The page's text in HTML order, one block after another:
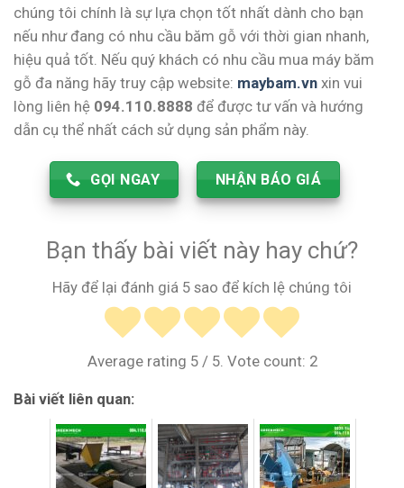
chúng tôi chính là sự lựa chọn tốt nhất dành cho bạn
nếu như đang có nhu cầu băm gỗ với thời gian nhanh,
hiệu quả tốt. Nếu quý khách có nhu cầu mua máy băm
gỗ đa năng hãy truy cập website: maybam.vn xin vui
lòng liên hệ 094.110.8888 để được tư vấn và hướng
dẫn cụ thể nhất cách sử dụng sản phẩm này.
GỌI NGAY NHẬN BÁO GIÁ
Bạn thấy bài viết này hay chứ?
Hãy để lại đánh giá 5 sao để kích lệ chúng tôi
Average rating 5/ 5. Vote count: 2
Bài viết liên quan: